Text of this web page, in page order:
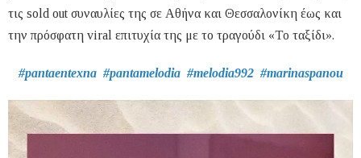
τις sold out συναυλίες της σε Αθήνα και Θεσσαλονίκη έως και
την πρόσφατη viral επιτυχία της με το τραγούδι «Το ταξίδι».
#pantaentexna #pantamelodia #melodia992 #marinaspanou